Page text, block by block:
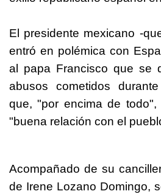
El presidente mexicano -
entró en polémica con
al papa Francisco que se
abusos cometidos
que, "por encima de todo",
"buena relación con el
Acompañado de su
de Irene Lozano Domingo,